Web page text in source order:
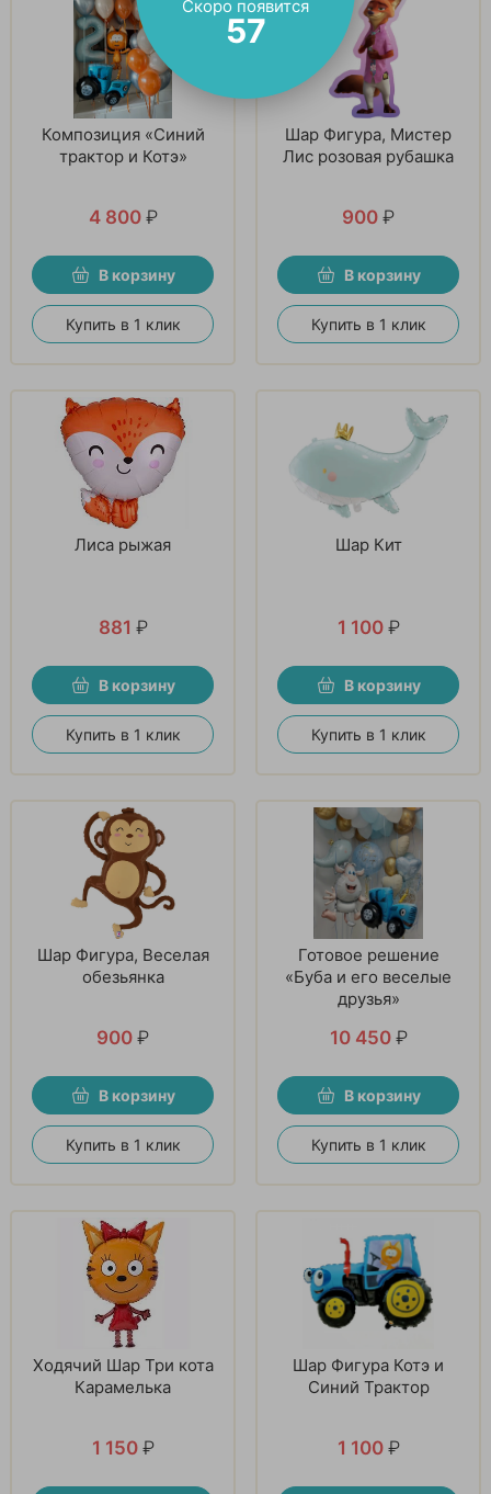
Композиция «Синий
трактор и Котэ»
4 800 ₽
В корзину
Купить в 1 клик
Шар Фигура, Мистер
Лис розовая рубашка
900 ₽
В корзину
Купить в 1 клик
Лиса рыжая
881 ₽
В корзину
Купить в 1 клик
Шар Кит
1 100 ₽
В корзину
Купить в 1 клик
Шар Фигура, Веселая
обезьянка
900 ₽
В корзину
Купить в 1 клик
Готовое решение
«Буба и его веселые
друзья»
10 450 ₽
В корзину
Купить в 1 клик
Ходячий Шар Три кота
Карамелька
1 150 ₽
Шар Фигура Котэ и
Синий Трактор
1 100 ₽
Скоро появится
56